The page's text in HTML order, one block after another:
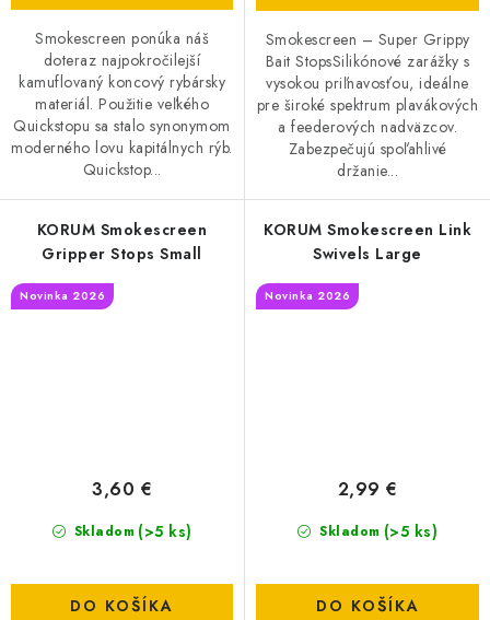
Smokescreen ponúka náš
doteraz najpokročilejší
kamuflovaný koncový rybársky
materiál. Použitie veľkého
Quickstopu sa stalo synonymom
moderného lovu kapitálnych rýb.
Quickstop...
Smokescreen – Super Grippy
Bait StopsSilikónové zarážky s
vysokou priľnavosťou, ideálne
pre široké spektrum plavákových
a feederových nadväzcov.
Zabezpečujú spoľahlivé
držanie...
KORUM Smokescreen
Gripper Stops Small
Novinka 2026
Skladom (>5 ks)
3,60 €
DO KOŠÍKA
KORUM Smokescreen Link
Swivels Large
Novinka 2026
Skladom (>5 ks)
2,99 €
DO KOŠÍKA